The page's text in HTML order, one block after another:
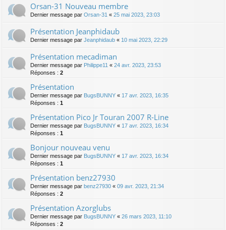
Orsan-31 Nouveau membre
Dernier message par Orsan-31 « 25 mai 2023, 23:03
Présentation Jeanphidaub
Dernier message par Jeanphidaub « 10 mai 2023, 22:29
Présentation mecadiman
Dernier message par Philippe11 « 24 avr. 2023, 23:53
Réponses : 2
Présentation
Dernier message par BugsBUNNY « 17 avr. 2023, 16:35
Réponses : 1
Présentation Pico Jr Touran 2007 R-Line
Dernier message par BugsBUNNY « 17 avr. 2023, 16:34
Réponses : 1
Bonjour nouveau venu
Dernier message par BugsBUNNY « 17 avr. 2023, 16:34
Réponses : 1
Présentation benz27930
Dernier message par benz27930 « 09 avr. 2023, 21:34
Réponses : 2
Présentation Azorglubs
Dernier message par BugsBUNNY « 26 mars 2023, 11:10
Réponses : 2